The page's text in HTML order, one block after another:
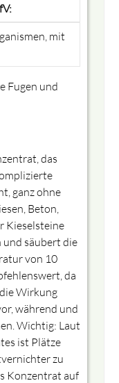
mit
Fugen und
das
ganz ohne
Beton,
Kieselsteine
säubert die
von 10
da
Wirkung
während und
Wichtig: Laut
ist Plätze
zu
Konzentrat auf